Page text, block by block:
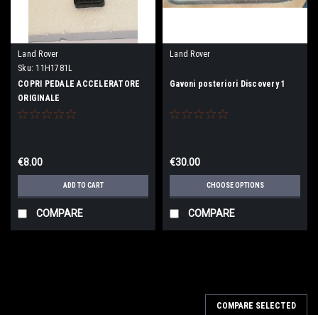
Land Rover
Sku: 11H1781L
COPRI PEDALE ACCELERATORE
ORIGINALE
€8.00
ADD TO CART
COMPARE
Land Rover
Gavoni posteriori Discovery 1
€30.00
CHOOSE OPTIONS
COMPARE
COMPARE SELECTED